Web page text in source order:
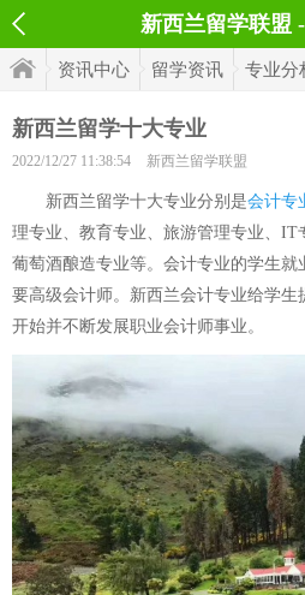
新西兰留学联盟
资讯中心 留学资讯 专业分
新西兰留学十大专业
2022/12/27 11:38:54 新西兰留学联盟
新西兰留学十大专业分别是会计专
理专业、教育专业、旅游管理专业、IT
葡萄酒酿造专业等。会计专业的学生
要高级会计师。新西兰会计专业给学
开始并不断发展职业会计师事业。